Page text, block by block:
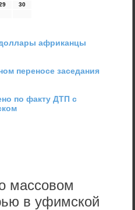
30
африканцы
переносе заседания
по факту ДТП с
массовом
в уфимской